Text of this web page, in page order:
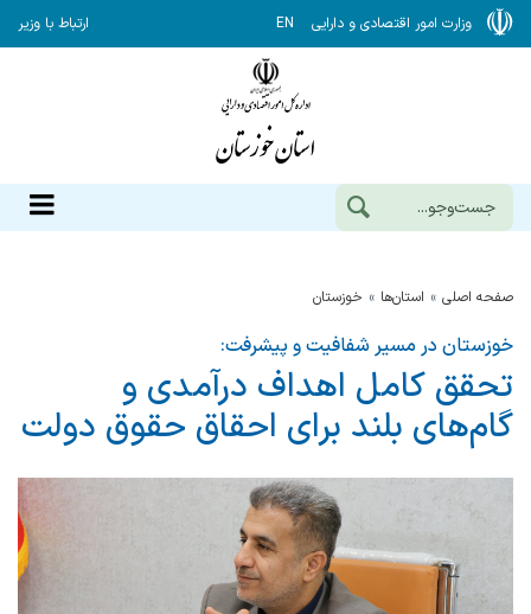
وزارت امور اقتصادی و دارایی EN ارتباط با وزیر
صفحه اصلی استان‌ها خوزستان
خوزستان در مسیر شفافیت و پیشرفت:
تحقق کامل اهداف درآمدی و
گام‌های بلند برای احقاق حقوق دولت